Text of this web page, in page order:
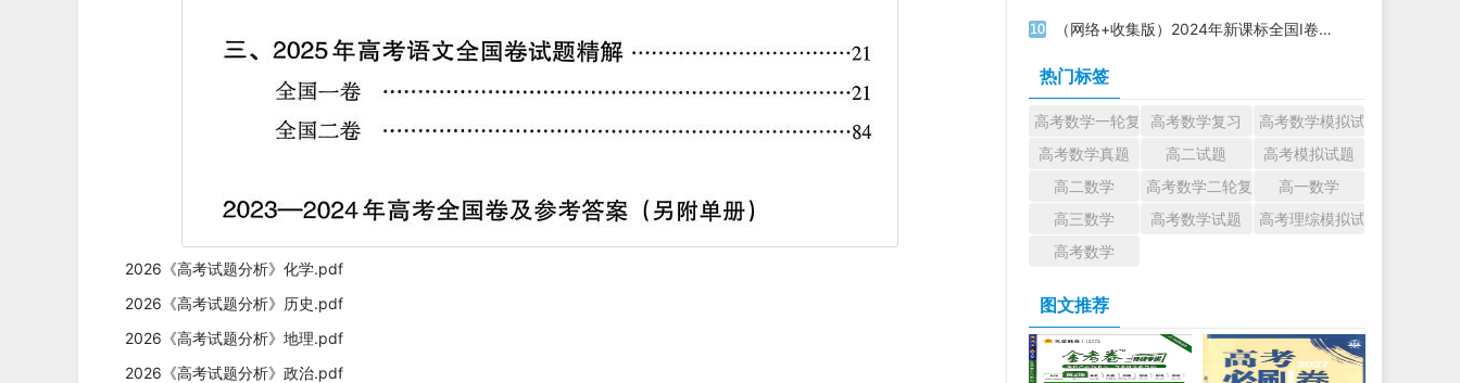
2026《高考试题分析》化学.pdf
2026《高考试题分析》历史.pdf
2026《高考试题分析》地理.pdf
2026《高考试题分析》政治.pdf
（网络+收集版）2024年新课标全国Ⅰ卷数学高考真题文档版（含答案）
热门标签
高考数学一轮复习高考数学复习
高考数学模拟试题
高考数学真题
高二试题
高考模拟试题
高二数学
高考数学二轮复习
高一数学
高三数学
高考数学试题
高考理综模拟试题
高考数学
图文推荐